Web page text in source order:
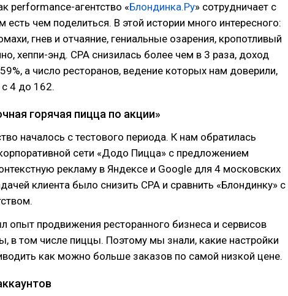
performance-агентство «Блондинка.Ру» сотрудничает с
есть чем поделиться. В этой истории много интересного:
гнев и отчаяние, гениальные озарения, кропотливый
хеппи-энд. СРА снизилась более чем в 3 раза, доход
а число ресторанов, ведение которых нам доверили,
с 4 до 162.
горячая пицца по акции»
началось с тестового периода. К нам обратилась
сети «Додо Пицца» с предложением
рекламу в Яндексе и Google для 4 московских
клиента было снизить СРА и сравнить «Блондинку» с
опыт продвижения ресторанного бизнеса и сервисов
в том числе пиццы. Поэтому мы знали, какие настройки
как можно больше заказов по самой низкой цене.